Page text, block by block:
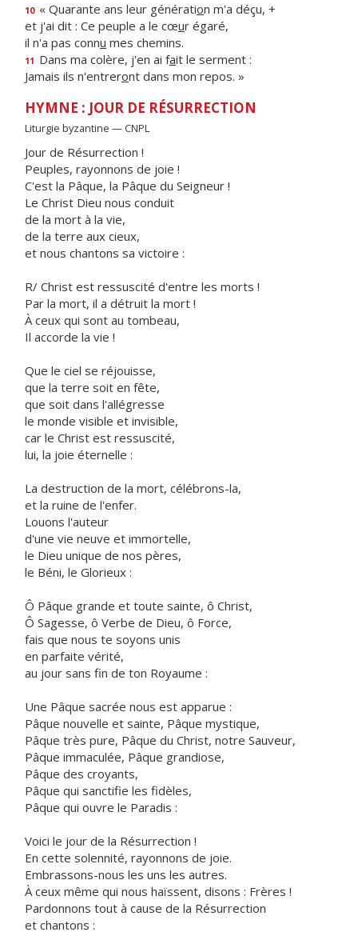
10 « Quarante ans leur génération m'a déçu, +
et j'ai dit : Ce peuple a le cœur égaré,
il n'a pas connu mes chemins.
11 Dans ma colère, j'en ai fait le serment :
Jamais ils n'entreront dans mon repos. »
HYMNE : JOUR DE RÉSURRECTION
Liturgie byzantine — CNPL
Jour de Résurrection !
Peuples, rayonnons de joie !
C'est la Pâque, la Pâque du Seigneur !
Le Christ Dieu nous conduit
de la mort à la vie,
de la terre aux cieux,
et nous chantons sa victoire :
R/ Christ est ressuscité d'entre les morts !
Par la mort, il a détruit la mort !
À ceux qui sont au tombeau,
Il accorde la vie !
Que le ciel se réjouisse,
que la terre soit en fête,
que soit dans l'allégresse
le monde visible et invisible,
car le Christ est ressuscité,
lui, la joie éternelle :
La destruction de la mort, célébrons-la,
et la ruine de l'enfer.
Louons l'auteur
d'une vie neuve et immortelle,
le Dieu unique de nos pères,
le Béni, le Glorieux :
Ô Pâque grande et toute sainte, ô Christ,
Ô Sagesse, ô Verbe de Dieu, ô Force,
fais que nous te soyons unis
en parfaite vérité,
au jour sans fin de ton Royaume :
Une Pâque sacrée nous est apparue :
Pâque nouvelle et sainte, Pâque mystique,
Pâque très pure, Pâque du Christ, notre Sauveur,
Pâque immaculée, Pâque grandiose,
Pâque des croyants,
Pâque qui sanctifie les fidèles,
Pâque qui ouvre le Paradis :
Voici le jour de la Résurrection !
En cette solennité, rayonnons de joie.
Embrassons-nous les uns les autres.
À ceux même qui nous haïssent, disons : Frères !
Pardonnons tout à cause de la Résurrection
et chantons :